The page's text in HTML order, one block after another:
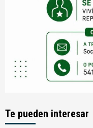
Te pueden interesar